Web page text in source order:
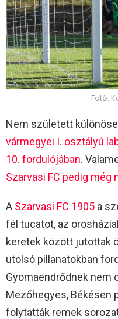
Fotó:
Nem született
vármegyei I. osztályú
10. fordulójában.
Szarvasi FC pedig még
A Szarvasi FC 1905 a
fél tucatot, az
keretek között jutottak
utolsó pillanatokban
Gyomaendrődnek nem
Mezőhegyes, Békésen
folytatták remek